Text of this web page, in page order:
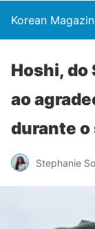
Korean
Hoshi, do
ao
durante
Stephanie